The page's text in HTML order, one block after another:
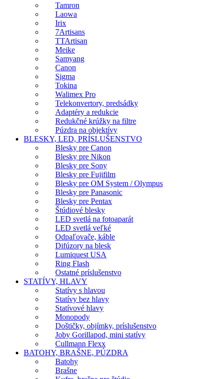
Tamron
Laowa
Irix
7Artisans
TTArtisan
Meike
Samyang
Canon
Sigma
Tokina
Walimex Pro
Telekonvertory, predsádky
Adaptéry a redukcie
Redukčné krúžky na filtre
Púzdra na objektívy
BLESKY, LED, PRÍSLUŠENSTVO
Blesky pre Canon
Blesky pre Nikon
Blesky pre Sony
Blesky pre Fujifilm
Blesky pre OM System / Olympus
Blesky pre Panasonic
Blesky pre Pentax
Štúdiové blesky
LED svetlá na fotoaparát
LED svetlá veľké
Odpaľovače, káble
Difúzory na blesk
Lumiquest USA
Ring Flash
Ostatné príslušenstvo
STATÍVY, HLAVY
Statívy s hlavou
Statívy bez hlavy
Statívové hlavy
Monopody
Doštičky, objímky, príslušenstvo
Joby Gorillapod, mini statívy
Cullmann Flexx
BATOHY, BRAŠNE, PÚZDRA
Batohy
Brašne